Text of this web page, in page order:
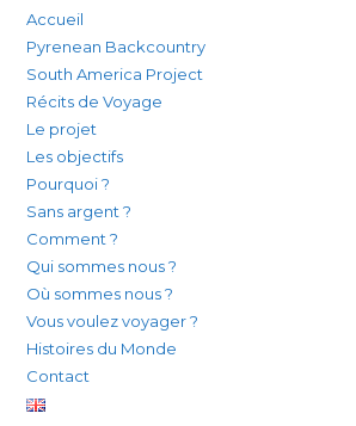
Accueil
Pyrenean Backcountry
South America Project
Récits de Voyage
Le projet
Les objectifs
Pourquoi ?
Sans argent ?
Comment ?
Qui sommes nous ?
Où sommes nous ?
Vous voulez voyager ?
Histoires du Monde
Contact